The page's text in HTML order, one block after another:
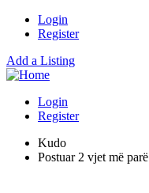
Login
Register
Add a Listing
Login
Register
Kudo
Postuar 2 vjet më parë